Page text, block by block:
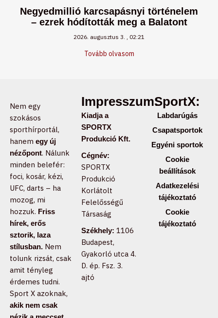
Negyedmillió karcsapásnyi történelem
– ezrek hódították meg a Balatont
2026. augusztus 3. 02:21
Tovább olvasom
Nem egy
szokásos
sporthírportál,
hanem egy új
nézőpont. Nálunk
minden belefér:
foci, kosár, kézi,
UFC, darts – ha
mozog, mi
hozzuk. Friss
hírek, erős
sztorik, laza
stílusban. Nem
tolunk rizsát, csak
amit tényleg
érdemes tudni.
Sport X azoknak,
akik nem csak
Impresszum:
Kiadja a
SPORTX
Produkció Kft.
Cégnév:
SPORTX
Produkció
Korlátolt
Felelősségű
Társaság
Székhely: 1106
Budapest,
Gyakorló utca 4.
D. ép. Fsz. 3.
ajtó
SportX:
Labdarúgás
Csapatsportok
Egyéni sportok
Cookie
beállítások
Adatkezelési
tájékoztató
Cookie
tájékoztató